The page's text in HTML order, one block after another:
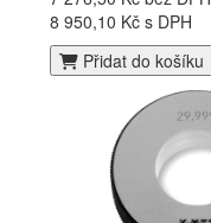
8 950,10 Kč s DPH
Přidat do košíku